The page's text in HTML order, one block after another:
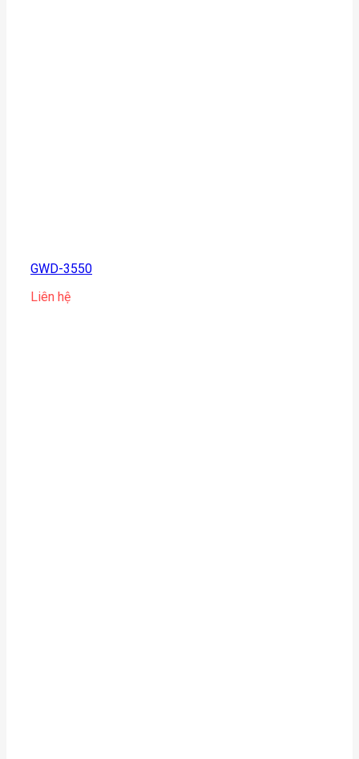
GWD-3550
Liên hệ